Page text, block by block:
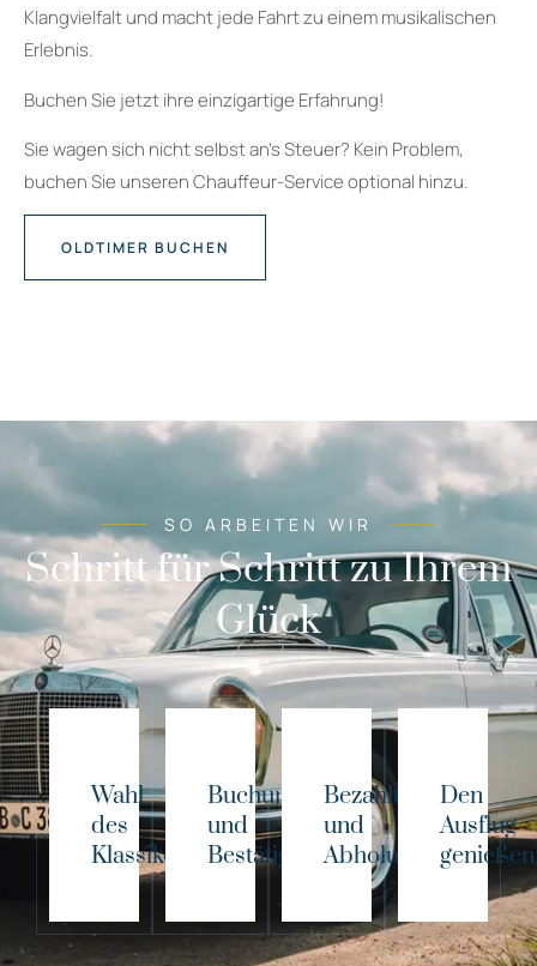
Klangvielfalt und macht jede Fahrt zu einem musikalischen
Erlebnis.
Buchen Sie jetzt ihre einzigartige Erfahrung!
Sie wagen sich nicht selbst an’s Steuer? Kein Problem,
buchen Sie unseren Chauffeur-Service optional hinzu.
OLDTIMER BUCHEN
SO ARBEITEN WIR
Schritt für Schritt zu Ihrem
Glück
Wahl
des
Klassikers!
Buchung
und
Bestätigung
Bezahlung
und
Abholung
Den
Ausflug